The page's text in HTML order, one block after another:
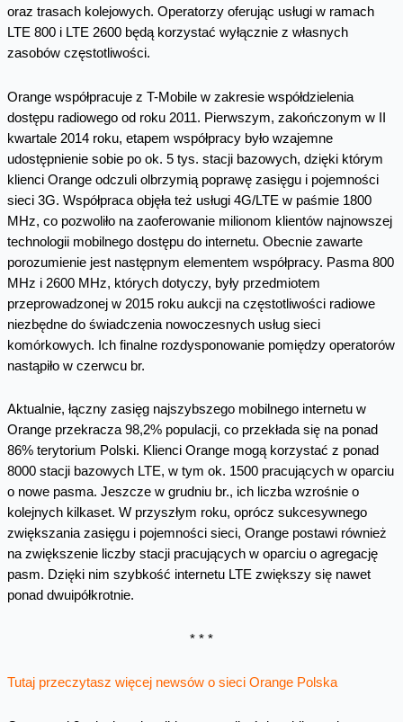
oraz trasach kolejowych. Operatorzy oferując usługi w ramach
LTE 800 i LTE 2600 będą korzystać wyłącznie z własnych
zasobów częstotliwości.
Orange współpracuje z T-Mobile w zakresie współdzielenia
dostępu radiowego od roku 2011. Pierwszym, zakończonym w II
kwartale 2014 roku, etapem współpracy było wzajemne
udostępnienie sobie po ok. 5 tys. stacji bazowych, dzięki którym
klienci Orange odczuli olbrzymią poprawę zasięgu i pojemności
sieci 3G. Współpraca objęła też usługi 4G/LTE w paśmie 1800
MHz, co pozwoliło na zaoferowanie milionom klientów najnowszej
technologii mobilnego dostępu do internetu. Obecnie zawarte
porozumienie jest następnym elementem współpracy. Pasma 800
MHz i 2600 MHz, których dotyczy, były przedmiotem
przeprowadzonej w 2015 roku aukcji na częstotliwości radiowe
niezbędne do świadczenia nowoczesnych usług sieci
komórkowych. Ich finalne rozdysponowanie pomiędzy operatorów
nastąpiło w czerwcu br.
Aktualnie, łączny zasięg najszybszego mobilnego internetu w
Orange przekracza 98,2% populacji, co przekłada się na ponad
86% terytorium Polski. Klienci Orange mogą korzystać z ponad
8000 stacji bazowych LTE, w tym ok. 1500 pracujących w oparciu
o nowe pasma. Jeszcze w grudniu br., ich liczba wzrośnie o
kolejnych kilkaset. W przyszłym roku, oprócz sukcesywnego
zwiększania zasięgu i pojemności sieci, Orange postawi również
na zwiększenie liczby stacji pracujących w oparciu o agregację
pasm. Dzięki nim szybkość internetu LTE zwiększy się nawet
ponad dwuipółkrotnie.
* * *
Tutaj przeczytasz więcej newsów o sieci Orange Polska